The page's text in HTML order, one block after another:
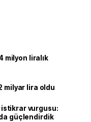
milyon liralık
milyar lira oldu
istikrar vurgusu:
da güçlendirdik